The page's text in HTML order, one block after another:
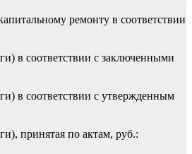
ремонту в соответствии
в соответствии с заключенными
в соответствии с утвержденным
принятая по актам, руб.: